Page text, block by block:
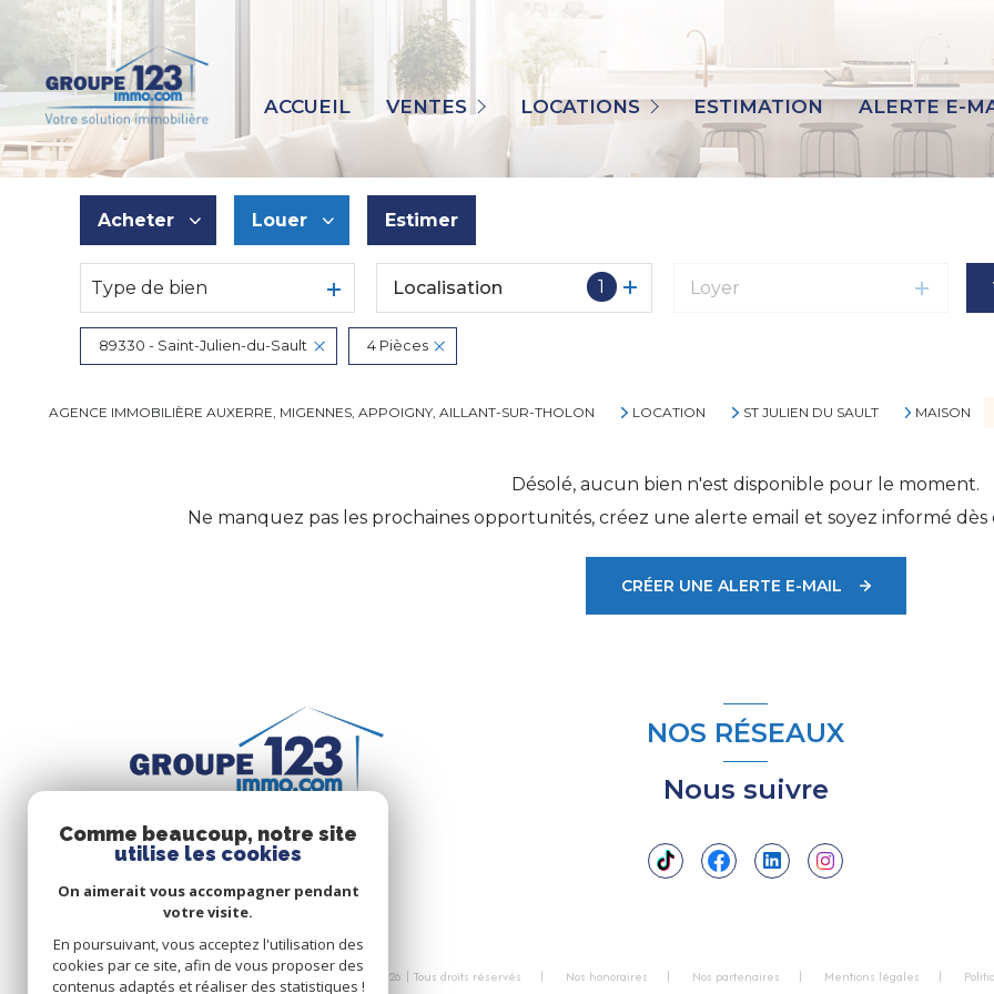
ACCUEIL VENTES
MAISONS
APPARTEMENTS
IMMEUBLES
IMMO PRO
LOCATIONS
TOUS
MAISONS
APPARTEMENTS
ESTIMATION ALERTE E-
Acheter
De l'ancien
Louer
à l'année
De l'immo pro
Estimer
Type de bien 1
Localisation Loyer
89330 - Saint-Julien-du-Sault 4 Pièces
AGENCE IMMOBILIÈRE AUXERRE, MIGENNES, APPOIGNY, AILLANT-SUR-THOLON LOCATION ST JULIEN DU SAULT MAISON
Désolé, aucun bien n'est disponible pour le moment.
Ne manquez pas les prochaines opportunités, créez une alerte email et soyez informé
CRÉER UNE ALERTE E-MAIL
NOS RÉSEAUX
Nous suivre
© 2026 | Tous droits réservés Nos honoraires Nos partenaires Mentions légales
Comme beaucoup, notre site
utilise les cookies
On aimerait vous accompagner pendant
votre visite.
En poursuivant, vous acceptez l'utilisation des
cookies par ce site, afin de vous proposer des
contenus adaptés et réaliser des statistiques !